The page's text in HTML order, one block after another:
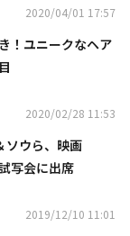
2020/04/01 17:57
！ユニークなヘア
2020/02/28 11:53
ソウら、映画
写会に出席
2019/12/10 11:01